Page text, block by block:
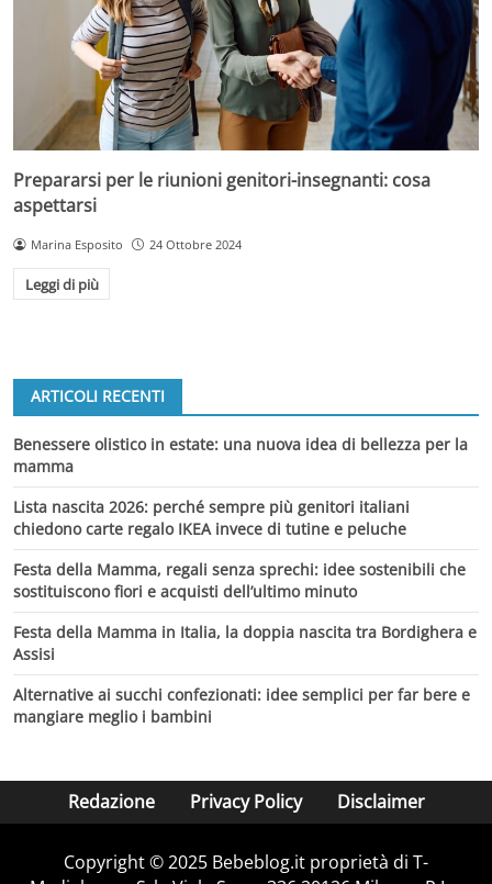
Prepararsi per le riunioni genitori-insegnanti: cosa
aspettarsi
Marina Esposito 24 Ottobre 2024
Leggi di più
ARTICOLI RECENTI
Benessere olistico in estate: una nuova idea di bellezza per la
mamma
Lista nascita 2026: perché sempre più genitori italiani
chiedono carte regalo IKEA invece di tutine e peluche
Festa della Mamma, regali senza sprechi: idee sostenibili che
sostituiscono fiori e acquisti dell’ultimo minuto
Festa della Mamma in Italia, la doppia nascita tra Bordighera e
Assisi
Alternative ai succhi confezionati: idee semplici per far bere e
mangiare meglio i bambini
Redazione Privacy Policy Disclaimer
Copyright © 2025 Bebeblog.it proprietà di T-